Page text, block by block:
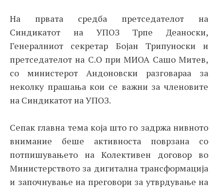
На првата средба претседателот на
Синдикатот на УПОЗ Трпе Деаноски,
Генералниот секретар Бојан Трипуноски и
претседателот на С.О при МИОА Сашо Митев,
со министерот Андоновски разговараа за
неколку прашања кои се важни за членовите
на Синдикатот на УПОЗ.
Сепак главна тема која што го задржа нивното
внимание беше активноста поврзана со
потпишувањето на Колективен договор во
Министерството за дигитална трансформација
и започнување на преговори за утврдување на